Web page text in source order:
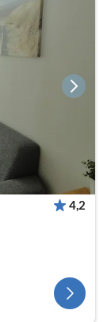
4,2